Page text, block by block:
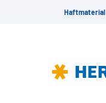
Haftmaterial